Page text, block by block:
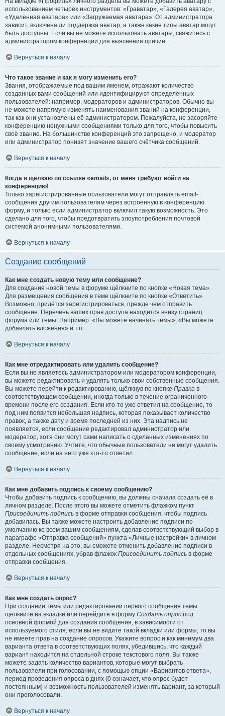
использованием четырёх инструментов: «Граватар», «Галерея аватар»,
«Удалённая аватара» или «Загружаемая аватара». От администратора
зависит, включена ли поддержка аватар, а также какие типы аватар могут
быть доступны. Если вы не можете использовать аватары, свяжитесь с
администратором конференции для выяснения причин.
Вернуться к началу
Что такое звание и как я могу изменить его?
Звания, отображаемые под вашим именем, отражают количество
созданных вами сообщений или идентифицируют определённых
пользователей: например, модераторов и администраторов. Обычно вы
не можете напрямую изменять наименования званий на конференции,
так как они установлены её администратором. Пожалуйста, не засоряйте
конференцию ненужными сообщениями только для того, чтобы повысить
своё звание. На большинстве конференций это запрещено, и модератор
или администратор понизят значение вашего счётчика сообщений.
Вернуться к началу
Когда я щёлкаю по ссылке «email», от меня требуют войти на
конференцию!
Только зарегистрированные пользователи могут отправлять email-
сообщения другим пользователям через встроенную в конференцию
форму, и только если администратор включил такую возможность. Это
сделано для того, чтобы предотвратить злоупотребления почтовой
системой анонимными пользователями.
Вернуться к началу
Создание сообщений
Как мне создать новую тему или сообщение?
Для создания новой темы в форуме щёлкните по кнопке «Новая тема».
Для размещения сообщения в теме щёлкните по кнопке «Ответить».
Возможно, придётся зарегистрироваться, прежде чем отправить
сообщение. Перечень ваших прав доступа находится внизу страниц
форума или темы. Например: «Вы можете начинать темы», «Вы можете
добавлять вложения» и т.п.
Вернуться к началу
Как мне отредактировать или удалить сообщение?
Если вы не являетесь администратором или модератором конференции,
вы можете редактировать и удалять только свои собственные сообщения.
Вы можете перейти к редактированию, щёлкнув по кнопке Правка в
соответствующем сообщении, иногда только в течение ограниченного
времени после его создания. Если кто-то уже ответил на сообщение, то
под ним появится небольшая надпись, которая показывает количество
правок, а также дату и время последней из них. Эта надпись не
появляется, если сообщение редактировал администратор или
модератор, хотя они могут сами написать о сделанных изменениях по
своему усмотрению. Учтите, что обычные пользователи не могут удалить
сообщение, если на него уже кто-то ответил.
Вернуться к началу
Как мне добавить подпись к своему сообщению?
Чтобы добавить подпись к сообщению, вы должны сначала создать её в
личном разделе. После этого вы можете отметить флажком пункт
Присоединить подпись в форме отправки сообщения, чтобы подпись
добавилась. Вы также можете настроить добавление подписи по
умолчанию ко всем вашим сообщениям, сделав соответствующий выбор в
параграфе «Отправка сообщений» пункта «Личные настройки» в личном
разделе. Несмотря на это, вы сможете отменить добавление подписи в
отдельных сообщениях, убрав флажок Присоединить подпись в форме
отправки сообщения.
Вернуться к началу
Как мне создать опрос?
При создании темы или редактировании первого сообщения темы
щёлкните на вкладке или перейдите в форму Создать опрос под
основной формой для создания сообщения, в зависимости от
используемого стиля; если вы не видите такой вкладки или формы, то вы
не имеете прав на создание опросов. Укажите вопрос и как минимум два
варианта ответа в соответствующих полях, убедившись, что каждый
вариант находится на отдельной строке текстового поля. Вы также
можете задать количество вариантов, которые могут выбрать
пользователи при голосовании, с помощью опции «Вариантов ответа»,
период проведения опроса в днях (0 означает, что опрос будет
постоянным) и возможность пользователей изменять вариант, за который
они проголосовали.
Вернуться к началу